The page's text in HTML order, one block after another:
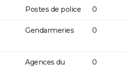
Postes de police 0
Gendarmeries 0
Agences du
0